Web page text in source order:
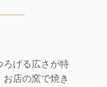
ろげる広さが特
お店の窯で焼き